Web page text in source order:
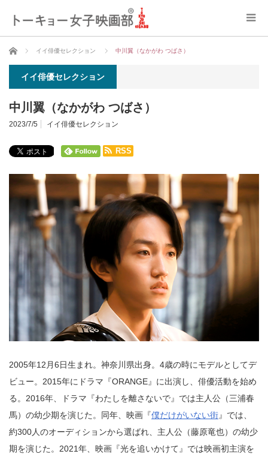
ホーム イイ俳優セレクション 中川翼（なかがわ つばさ）
イイ俳優セレクション
中川翼（なかがわ つばさ）
2023/7/5 イイ俳優セレクション
RSS
2005年12月6日生まれ。神奈川県出身。4歳の時にモデルとしてデ
ビュー。2015年にドラマ『ORANGE』に出演し、俳優活動を始め
る。2016年、ドラマ『わたしを離さないで』では主人公（三浦春
馬）の幼少期を演じた。同年、映画『僕だけがいない街』では、
約300人のオーディションから選ばれ、主人公（藤原竜也）の幼少
期を演じた。2021年、映画『光を追いかけて』では映画初主演を